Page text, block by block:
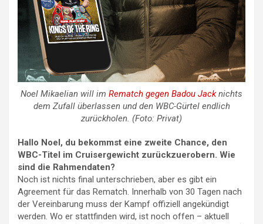
Noel Mikaelian will im Rematch gegen Badou Jacknichts
dem Zufall überlassen und den WBC-Gürtel endlich
zurückholen. (Foto: Privat)
Hallo Noel, du bekommst eine zweite Chance, den
WBC-Titel im Cruisergewicht zurückzuerobern. Wie
sind die Rahmendaten?
Noch ist nichts final unterschrieben, aber es gibt ein
Agreement für das Rematch. Innerhalb von 30 Tagen nach
der Vereinbarung muss der Kampf offiziell angekündigt
werden. Wo er stattfinden wird, ist noch offen – aktuell